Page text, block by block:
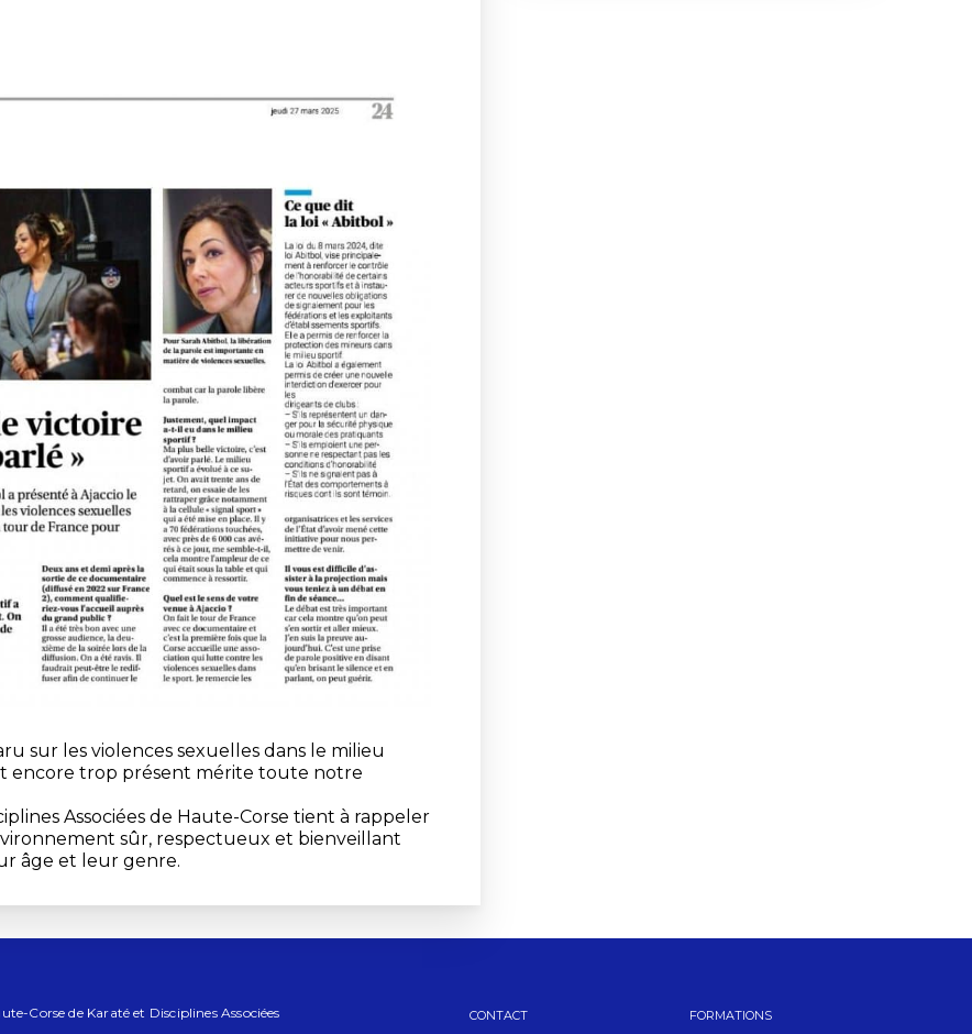
sur les violences sexuelles dans le milieu
encore trop présent mérite toute notre
Associées de Haute-Corse tient à rappeler
sûr, respectueux et bienveillant
âge et leur genre.
Corse de Karaté et Disciplines Associées
CONTACT FORMATIONS